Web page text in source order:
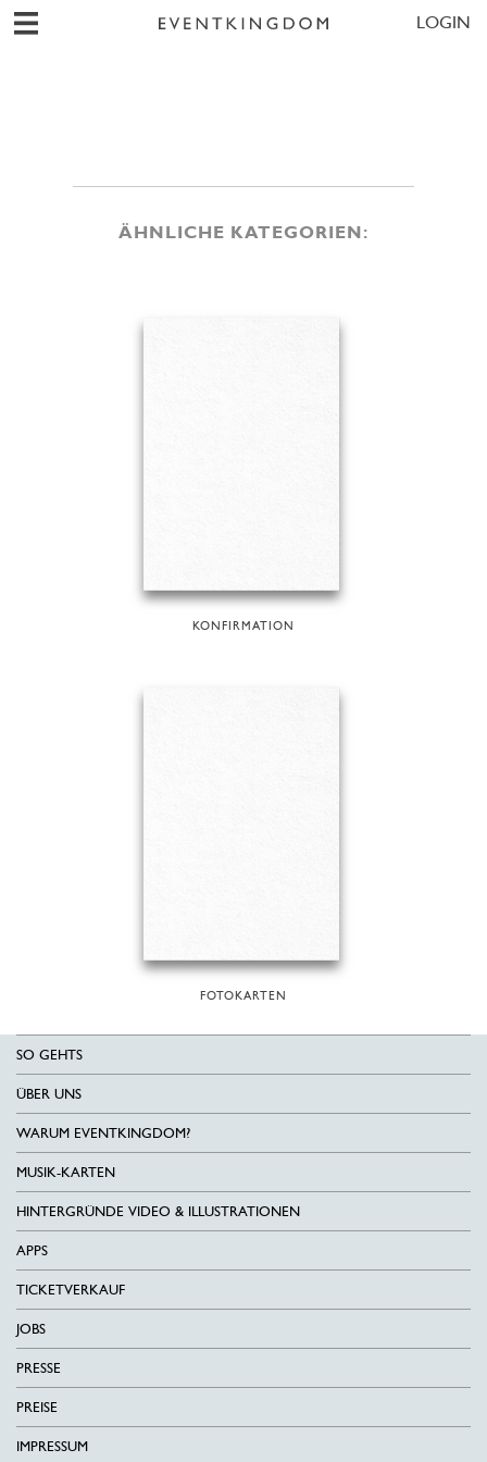
LOGIN
ÄHNLICHE KATEGORIEN:
KONFIRMATION
FOTOKARTEN
SO GEHTS
ÜBER UNS
WARUM EVENTKINGDOM?
MUSIK-KARTEN
HINTERGRÜNDE VIDEO & ILLUSTRATIONEN
APPS
TICKETVERKAUF
JOBS
PRESSE
PREISE
IMPRESSUM